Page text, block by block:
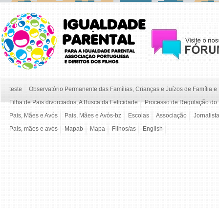
teste
Observatório Permanente das Famílias, Crianças e Juízos de Família e
Filha de Pais divorciados, A Busca da Felicidade
Processo de Regulação
Pais, Mães e Avós
Pais, Mães e Avós-bz Escolas Associação
Pais, mães e avós
Mapab Mapa Filhos/as English